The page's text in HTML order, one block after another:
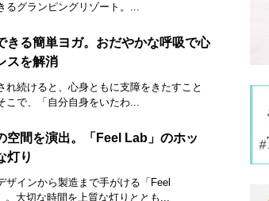
るグランピングリゾート。...
きる簡単ヨガ。おだやかな呼吸で心
スを解消
れ続けると、心身ともに支障をきたすこと
こで、「自分自身をいたわ...
空間を演出。「Feel Lab」のホッ
灯り
ザインから製造まで手がける「Feel
。大切な時間を上質な灯りととも...